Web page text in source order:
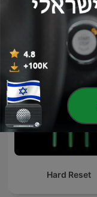
اسلام بودكاست
Hard Reset